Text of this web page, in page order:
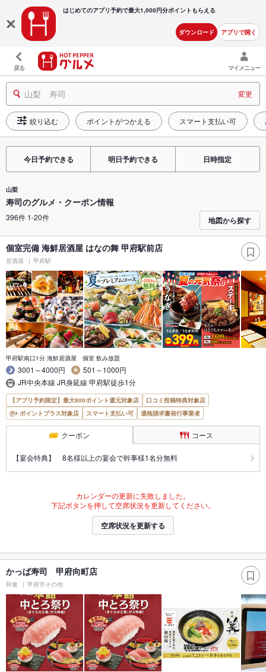
はじめてのアプリ予約で最大1,000円分ポイントもらえる
ダウンロード アプリで開く
戻る マイメニュー
山梨 寿司 変更
絞り込む ポイントがつかえる スマート支払い可
今日予約できる 明日予約できる 日時指定
山梨
寿司のグルメ・クーポン情報
396件 1-20件 地図から探す
個室完備 海鮮居酒屋 はなの舞 甲府駅前店
居酒屋 甲府駅
甲府駅南口1分 海鮮居酒屋 個室 飲み放題
3001～4000円
501～1000円
JR中央本線 JR身延線 甲府駅徒歩1分
【アプリ予約限定】最大800ポイント還元対象店
口コミ投稿特典対象店
ポイントプラス対象店
スマート支払い可 適格請求書発行事業者
クーポン コース
【宴会特典】 8名様以上の宴会で幹事様1名分無料
カレンダーの更新に失敗しました。
下記ボタンを押して空席状況を更新してください。
空席状況を更新する
かっぱ寿司 甲府向町店
和食 甲府市その他